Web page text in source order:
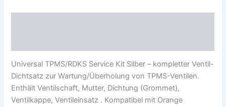
Universal TPMS/RDKS Service Kit Silber – kompletter Ventil-
Dichtsatz zur Wartung/Überholung von TPMS-Ventilen.
Enthält Ventilschaft, Mutter, Dichtung (Grommet),
Ventilkappe, Ventileinsatz . Kompatibel mit Orange